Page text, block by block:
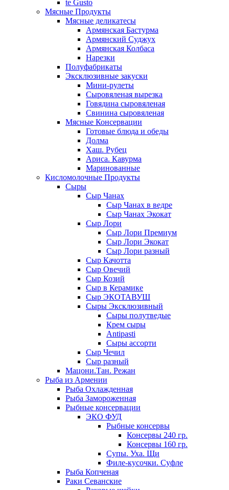
te Gusto
Мясные Продукты
Мясные деликатесы
Армянская Бастурма
Армянский Суджух
Армянская Колбаса
Нарезки
Полуфабрикаты
Эксклюзивные закуски
Мини-рулеты
Сыровяленая вырезка
Говядина сыровяленая
Свинина сыровяленая
Мясные Консервации
Готовые блюда и обеды
Долма
Хаш. Рубец
Ариса. Кавурма
Маринованные
Кисломолочные Продукты
Сыры
Сыр Чанах
Сыр Чанах в ведре
Сыр Чанах Экокат
Сыр Лори
Сыр Лори Премиум
Сыр Лори Экокат
Сыр Лори разный
Сыр Качотта
Сыр Овечий
Сыр Козий
Сыр в Керамике
Сыр ЭКОТАВУШ
Сыры Эксклюзивный
Сыры полутведые
Крем сыры
Antipasti
Сыры ассорти
Сыр Чечил
Сыр разный
Мацони.Тан. Режан
Рыба из Армении
Рыба Охлажденная
Рыба Замороженная
Рыбные консервации
ЭКО ФУД
Рыбные консервы
Консервы 240 гр.
Консервы 160 гр.
Супы. Уха. Щи
Филе-кусочки. Суфле
Рыба Копченая
Раки Севанские